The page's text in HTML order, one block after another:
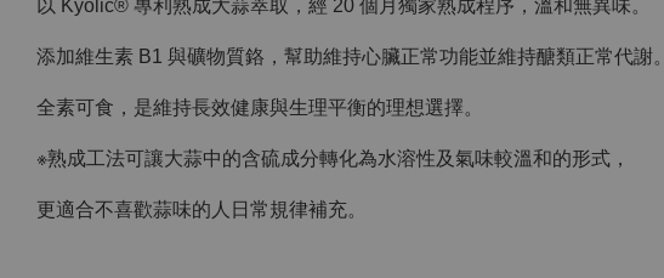
以 Kyolic® 專利熟成大蒜萃取，經 20 個月獨家熟成程序，溫和無異味。
添加維生素 B1 與礦物質鉻，幫助維持心臟正常功能並維持醣類正常代謝。
全素可食，是維持長效健康與生理平衡的理想選擇。
※熟成工法可讓大蒜中的含硫成分轉化為水溶性及氣味較溫和的形式，
更適合不喜歡蒜味的人日常規律補充。